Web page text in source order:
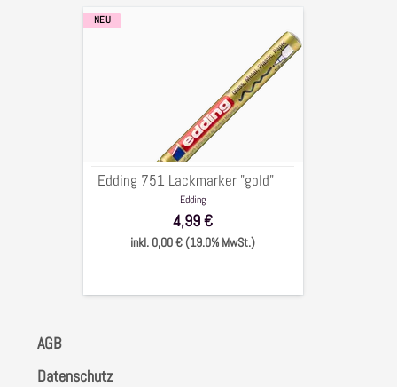
Edding
NEU
Edding 751 Lackmarker "gold"
Edding
4,99 €
inkl. 0,00 € (19.0% MwSt.)
AGB
Datenschutz